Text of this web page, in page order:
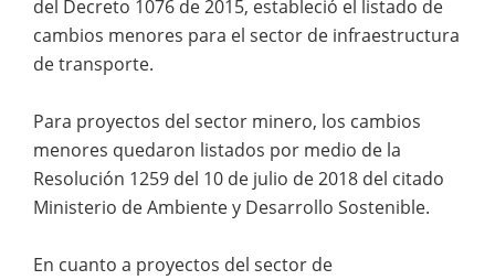
del Decreto 1076 de 2015, estableció el listado de
cambios menores para el sector de infraestructura
de transporte.
Para proyectos del sector minero, los cambios
menores quedaron listados por medio de la
Resolución 1259 del 10 de julio de 2018 del citado
Ministerio de Ambiente y Desarrollo Sostenible.
En cuanto a proyectos del sector de